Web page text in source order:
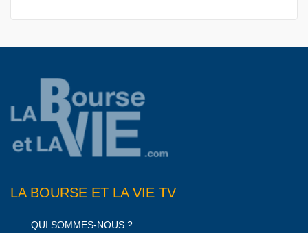
LA BOURSE ET LA VIE TV
QUI SOMMES-NOUS ?